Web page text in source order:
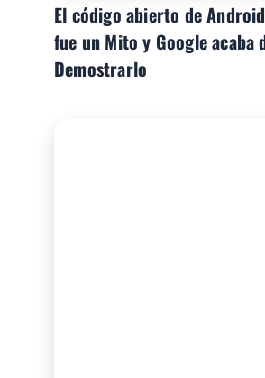
El código abierto de
fue un Mito y Google acaba
Demostrarlo